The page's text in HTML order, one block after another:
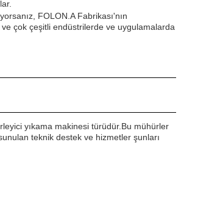
FOLON.A Fabrikası'nın
ve çok çeşitli endüstrilerde ve uygulamalarda
yıkama makinesi türüdür.Bu mühürler
teknik destek ve hizmetler şunları